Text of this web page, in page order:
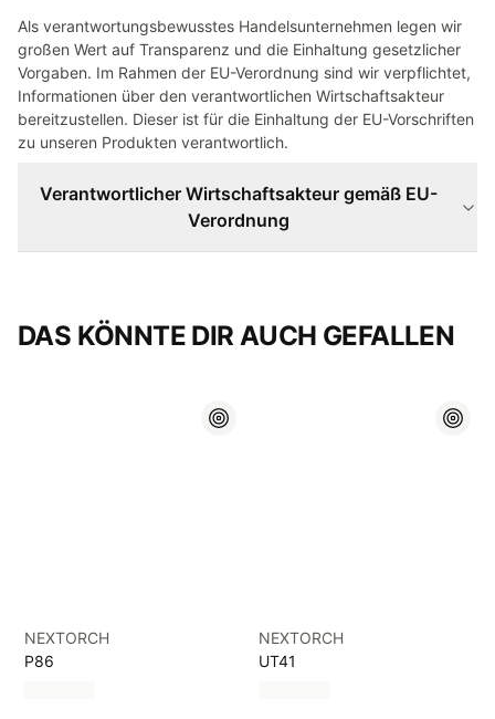
Als verantwortungsbewusstes Handelsunternehmen legen wir
großen Wert auf Transparenz und die Einhaltung gesetzlicher
Vorgaben. Im Rahmen der EU-Verordnung sind wir verpflichtet,
Informationen über den verantwortlichen Wirtschaftsakteur
bereitzustellen. Dieser ist für die Einhaltung der EU-Vorschriften
zu unseren Produkten verantwortlich.
Verantwortlicher Wirtschaftsakteur gemäß EU-
Verordnung
DAS KÖNNTE DIR AUCH GEFALLEN
NEXTORCH
P86
NEXTORCH
UT41